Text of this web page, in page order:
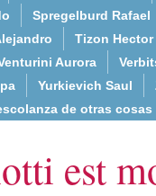
Spregelburd Rafael
Tizon Hector
Aurora
Yurkievich Saul
de otras cosas
est